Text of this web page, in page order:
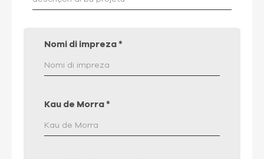
Nomi di impreza *
Kau de Morra *